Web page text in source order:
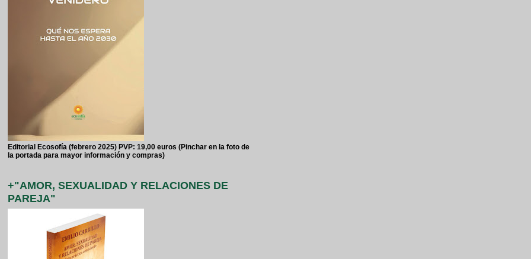
Editorial Ecosofía (febrero 2025) PVP: 19,00 euros (Pinchar en la foto de
la portada para mayor información y compras)
+"AMOR, SEXUALIDAD Y RELACIONES DE
PAREJA"